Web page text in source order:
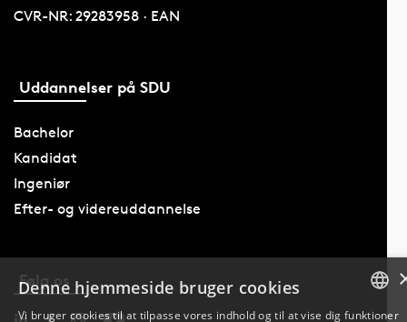
CVR-NR: 29283958 · EAN
Uddannelser på SDU
Bachelor
Kandidat
Ingeniør
Efter- og videreuddannelse
Følg os
Denne hjemmeside bruger cookies
Vi bruger cookies til at tilpasse vores indhold og til at vise dig funktioner